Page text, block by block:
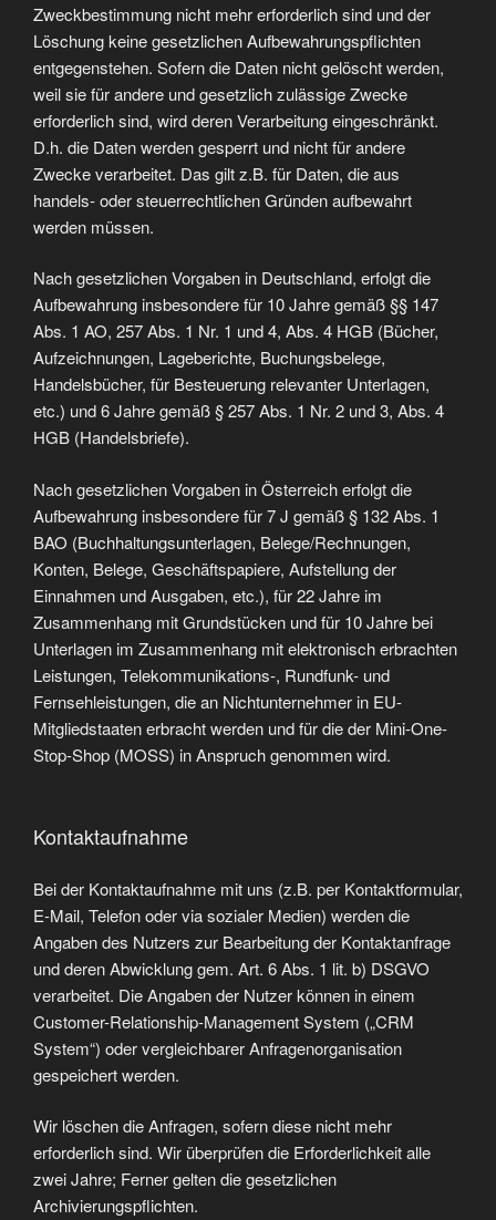
Zweckbestimmung nicht mehr erforderlich sind und der
Löschung keine gesetzlichen Aufbewahrungspflichten
entgegenstehen. Sofern die Daten nicht gelöscht werden,
weil sie für andere und gesetzlich zulässige Zwecke
erforderlich sind, wird deren Verarbeitung eingeschränkt.
D.h. die Daten werden gesperrt und nicht für andere
Zwecke verarbeitet. Das gilt z.B. für Daten, die aus
handels- oder steuerrechtlichen Gründen aufbewahrt
werden müssen.
Nach gesetzlichen Vorgaben in Deutschland, erfolgt die
Aufbewahrung insbesondere für 10 Jahre gemäß §§ 147
Abs. 1 AO, 257 Abs. 1 Nr. 1 und 4, Abs. 4 HGB (Bücher,
Aufzeichnungen, Lageberichte, Buchungsbelege,
Handelsbücher, für Besteuerung relevanter Unterlagen,
etc.) und 6 Jahre gemäß § 257 Abs. 1 Nr. 2 und 3, Abs. 4
HGB (Handelsbriefe).
Nach gesetzlichen Vorgaben in Österreich erfolgt die
Aufbewahrung insbesondere für 7 J gemäß § 132 Abs. 1
BAO (Buchhaltungsunterlagen, Belege/Rechnungen,
Konten, Belege, Geschäftspapiere, Aufstellung der
Einnahmen und Ausgaben, etc.), für 22 Jahre im
Zusammenhang mit Grundstücken und für 10 Jahre bei
Unterlagen im Zusammenhang mit elektronisch erbrachten
Leistungen, Telekommunikations-, Rundfunk- und
Fernsehleistungen, die an Nichtunternehmer in EU-
Mitgliedstaaten erbracht werden und für die der Mini-One-
Stop-Shop (MOSS) in Anspruch genommen wird.
Kontaktaufnahme
Bei der Kontaktaufnahme mit uns (z.B. per Kontaktformular,
E-Mail, Telefon oder via sozialer Medien) werden die
Angaben des Nutzers zur Bearbeitung der Kontaktanfrage
und deren Abwicklung gem. Art. 6 Abs. 1 lit. b) DSGVO
verarbeitet. Die Angaben der Nutzer können in einem
Customer-Relationship-Management System („CRM
System“) oder vergleichbarer Anfragenorganisation
gespeichert werden.
Wir löschen die Anfragen, sofern diese nicht mehr
erforderlich sind. Wir überprüfen die Erforderlichkeit alle
zwei Jahre; Ferner gelten die gesetzlichen
Archivierungspflichten.